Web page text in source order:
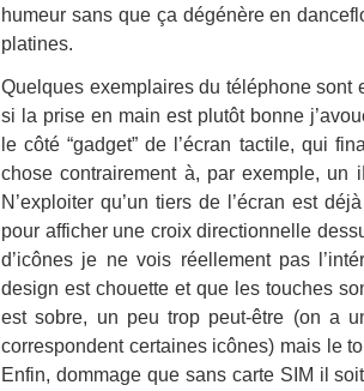
humeur sans que ça dégénère en
platines.
Quelques exemplaires du téléphone sont
si la prise en main est plutôt bonne
le côté “gadget” de l’écran tactile, qui
chose contrairement à, par exemple, un
N’exploiter qu’un tiers de l’écran est
pour afficher une croix directionnelle
d’icônes je ne vois réellement pas
design est chouette et que les touches
est sobre, un peu trop peut-être (on a
correspondent certaines icônes) mais le
Enfin, dommage que sans carte SIM il